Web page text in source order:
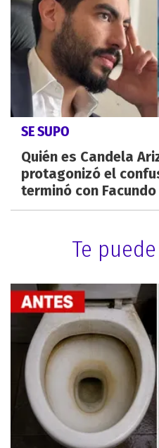
SE SUPO
Quién es Candela
protagonizó el
terminó con
Te